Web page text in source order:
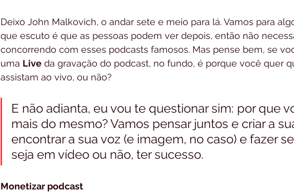
Deixo John Malkovich, o andar sete e meio para lá. Vamos para
que escuto é que as pessoas podem ver depois, então não
concorrendo com esses podcasts famosos. Mas pense bem, se
uma Live da gravação do podcast, no fundo, é porque você quer
assistam ao vivo, ou não?
E não adianta, eu vou te questionar sim: por que
mais do mesmo? Vamos pensar juntos e criar a
encontrar a sua voz (e imagem, no caso) e fazer
seja em vídeo ou não, ter sucesso.
Monetizar podcast